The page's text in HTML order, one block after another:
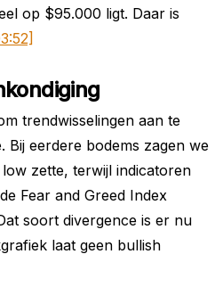
op $95.000 ligt. Daar is
trendwisselingen aan te
Bij eerdere bodems zagen we
zette, terwijl indicatoren
Fear and Greed Index
soort divergence is er nu
laat geen bullish